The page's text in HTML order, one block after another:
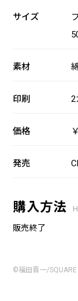
サイズ
素材
印刷 2
価格
発売
購入方法
販売終了
©福田晋一/